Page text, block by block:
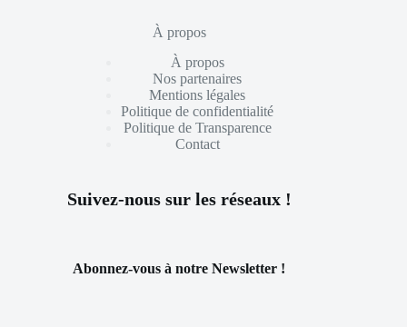
À propos
À propos
Nos partenaires
Mentions légales
Politique de confidentialité
Politique de Transparence
Contact
Suivez-nous sur les réseaux !
Abonnez-vous à notre Newsletter !